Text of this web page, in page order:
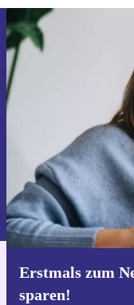
Erstmals zum
sparen!
15 €
Informationen über die
du in unserer